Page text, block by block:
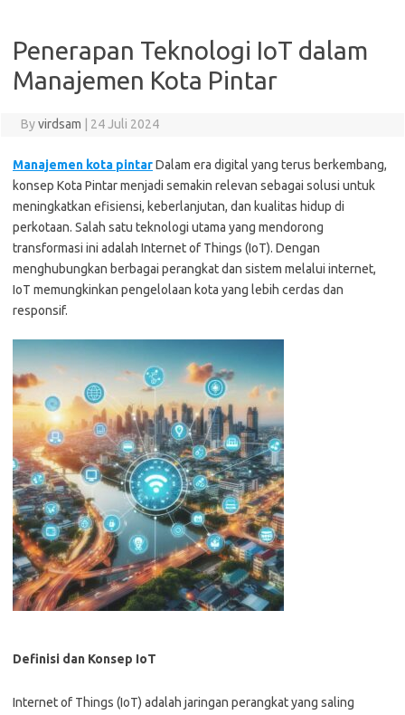
Penerapan Teknologi IoT dalam
Manajemen Kota Pintar
Byvirdsam 24 Juli 2024
Manajemen kota pintarDalam era digital yang terus berkembang,
konsep Kota Pintar menjadi semakin relevan sebagai solusi untuk
meningkatkan efisiensi, keberlanjutan, dan kualitas hidup di
perkotaan. Salah satu teknologi utama yang mendorong
transformasi ini adalah Internet of Things (IoT). Dengan
menghubungkan berbagai perangkat dan sistem melalui internet,
IoT memungkinkan pengelolaan kota yang lebih cerdas dan
responsif.
Definisi dan Konsep IoT
Internet of Things (IoT) adalah jaringan perangkat yang saling